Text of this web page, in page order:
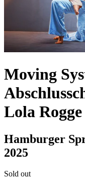
Moving
Lola
Hamburger
2025
Sold out